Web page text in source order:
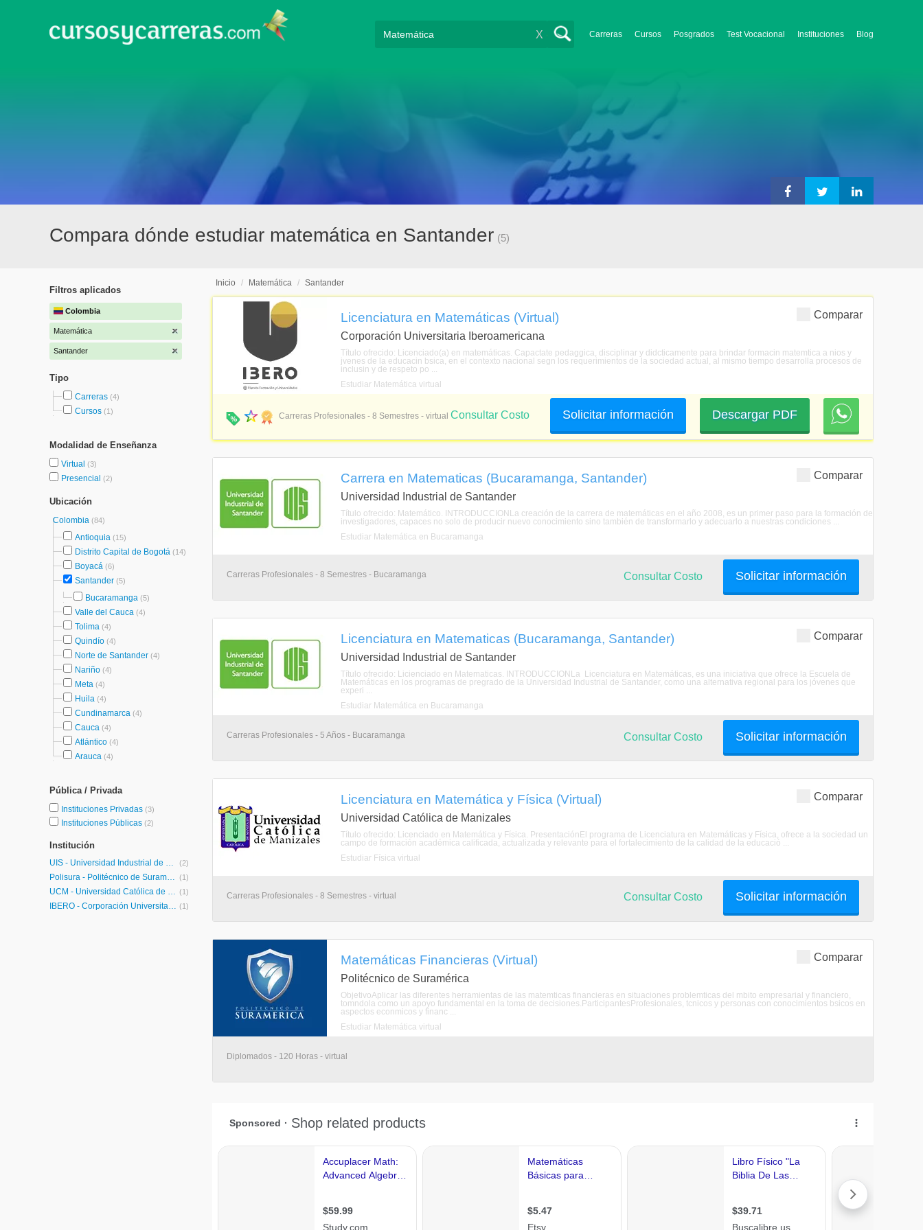
Carreras Cursos Posgrados Test Vocacional Instituciones Blog
X
Compara dónde estudiar matemática en Santander (5)
Filtros aplicados
Colombia
Matemática
Santander
Tipo
Carreras (4)
Cursos (1)
Modalidad de Enseñanza
Virtual (3)
Presencial (2)
Ubicación
Colombia (84)
Antioquia (15)
Distrito Capital de Bogotá (14)
Boyacá (6)
Santander (5)
Bucaramanga (5)
Valle del Cauca (4)
Tolima (4)
Quindío (4)
Norte de Santander (4)
Nariño (4)
Meta (4)
Huila (4)
Cundinamarca (4)
Cauca (4)
Atlántico (4)
Arauca (4)
Pública / Privada
Instituciones Privadas (3)
Instituciones Públicas (2)
Institución
UIS - Universidad Industrial de Santander (2)
Polisura - Politécnico de Suramérica (1)
UCM - Universidad Católica de Manizales (1)
IBERO - Corporación Universitaria Iberoamericana (1)
Inicio / Matemática / Santander
Comparar
Licenciatura en Matemáticas (Virtual)
Corporación Universitaria Iberoamericana
Título ofrecido: Licenciado(a) en matemáticas. Capactate pedaggica, disciplinar y didcticamente para brindar formacin matemtica a nios y
jvenes de la educacin bsica, en el contexto nacional segn los requerimientos de la sociedad actual, al mismo tiempo desarrolla procesos de
inclusin y de respeto po ...
Estudiar Matemática virtual
Carreras Profesionales - 8 Semestres - virtual Descargar PDF
Solicitar información
Consultar Costo
Comparar
Carrera en Matematicas (Bucaramanga, Santander)
Universidad Industrial de Santander
Título ofrecido: Matemático. INTRODUCCIONLa creación de la carrera de matemáticas en el año 2008, es un primer paso para la formación de
investigadores, capaces no solo de producir nuevo conocimiento sino también de transformarlo y adecuarlo a nuestras condiciones ...
Estudiar Matemática en Bucaramanga
Carreras Profesionales - 8 Semestres - Bucaramanga Solicitar información
Consultar Costo
Comparar
Licenciatura en Matematicas (Bucaramanga, Santander)
Universidad Industrial de Santander
Título ofrecido: Licienciado en Matematicas. INTRODUCCIONLa Licenciatura en Matemáticas, es una iniciativa que ofrece la Escuela de
Matemáticas en los programas de pregrado de la Universidad Industrial de Santander, como una alternativa regional para los jóvenes que
experi ...
Estudiar Matemática en Bucaramanga
Carreras Profesionales - 5 Años - Bucaramanga Solicitar información
Consultar Costo
Comparar
Licenciatura en Matemática y Física (Virtual)
Universidad Católica de Manizales
Título ofrecido: Licenciado en Matemática y Física. PresentaciónEl programa de Licenciatura en Matemáticas y Física, ofrece a la sociedad un
campo de formación académica calificada, actualizada y relevante para el fortalecimiento de la calidad de la educació ...
Estudiar Física virtual
Carreras Profesionales - 8 Semestres - virtual Solicitar información
Consultar Costo
Comparar
Matemáticas Financieras (Virtual)
Politécnico de Suramérica
ObjetivoAplicar las diferentes herramientas de las matemticas financieras en situaciones problemticas del mbito empresarial y financiero,
tomndola como un apoyo fundamental en la toma de decisiones.ParticipantesProfesionales, tcnicos y personas con conocimientos bsicos en
aspectos econmicos y financ ...
Estudiar Matemática virtual
Diplomados - 120 Horas - virtual